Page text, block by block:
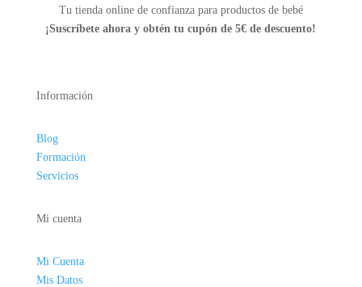
Tu tienda online de confianza para productos de bebé
¡Suscríbete ahora yobtén tu cupón de 5€ de descuento!
Información
Blog
Formación
Servicios
Mi cuenta
Mi Cuenta
Mis Datos